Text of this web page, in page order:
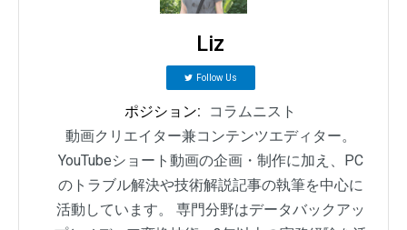
Liz
Follow Us
ポジション:
コラムニスト
動画クリエイター兼コンテンツエディター。
YouTubeショート動画の企画・制作に加え、PC
のトラブル解決や技術解説記事の執筆を中心に
活動しています。 専門分野はデータバックアッ